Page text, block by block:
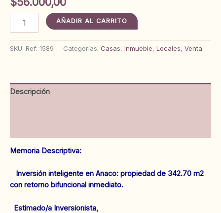
Comercial
lado
de
AÑADIR AL CARRITO
SKU: Ref: 1589 Categorías: Casas, Inmueble, Locales, Venta
Descripción
Memoria Descriptiva:
Inversión inteligente en Anaco: propiedad de 342.70 m2
con retorno bifuncional inmediato.
Estimado/a Inversionista,